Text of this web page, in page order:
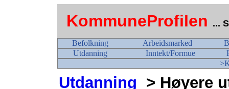
KommuneProfilen ...
Befolkning Arbeidsmarked
Utdanning
Inntekt/Formue
Utdanning > Høyere